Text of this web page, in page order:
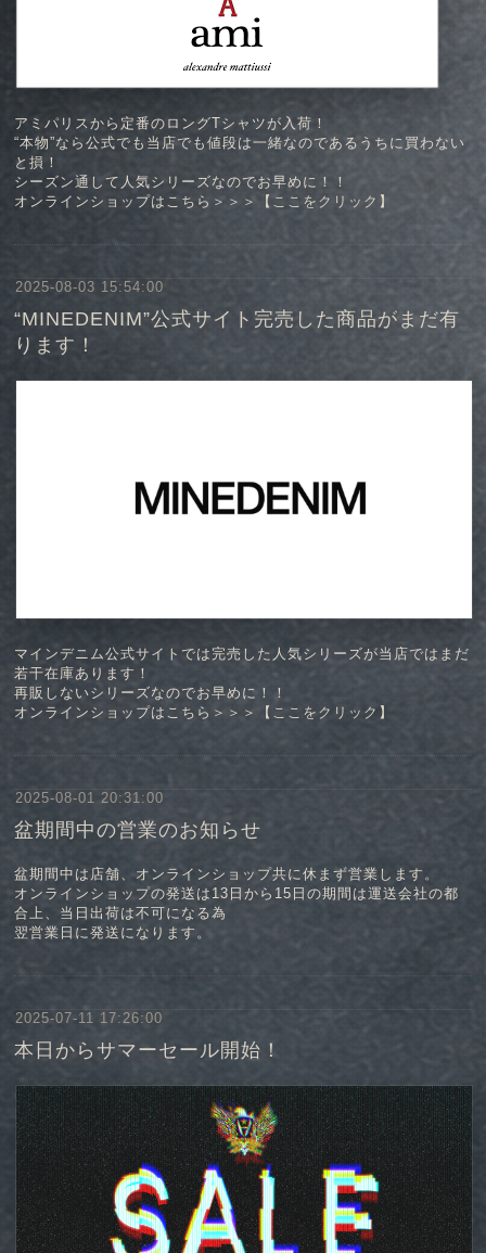
アミパリスから定番のロングTシャツが入荷！
“本物”なら公式でも当店でも値段は一緒なのであるうちに買わない
と損！
シーズン通して人気シリーズなのでお早めに！！
オンラインショップはこちら＞＞＞【 ここをクリック 】
2025-08-03 15:54:00
“MINEDENIM”公式サイト完売した商品がまだ有
ります！
マインデニム公式サイトでは完売した人気シリーズが当店ではまだ
若干在庫あります！
再販しないシリーズなのでお早めに！！
オンラインショップはこちら＞＞＞【 ここをクリック 】
2025-08-01 20:31:00
盆期間中の営業のお知らせ
盆期間中は店舗、オンラインショップ共に休まず営業します。
オンラインショップの発送は13日から15日の期間は運送会社の都
合上、当日出荷は不可になる為
翌営業日に発送になります。
2025-07-11 17:26:00
本日からサマーセール開始！